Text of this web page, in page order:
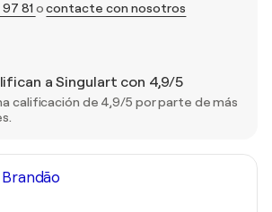
97 81 ocontacte con nosotros
a Singulart con 4,9/5
calificación de 4,9/5 por parte de más